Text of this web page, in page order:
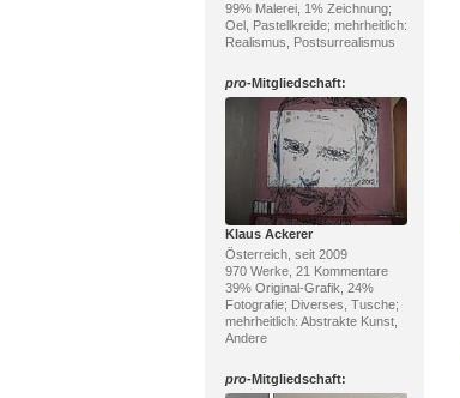
99% Malerei, 1% Zeichnung;
Oel, Pastellkreide; mehrheitlich:
Realismus, Postsurrealismus
pro-Mitgliedschaft:
Klaus Ackerer
Österreich, seit 2009
970 Werke, 21 Kommentare
39% Original-Grafik, 24%
Fotografie; Diverses, Tusche;
mehrheitlich: Abstrakte Kunst,
Andere
pro-Mitgliedschaft: